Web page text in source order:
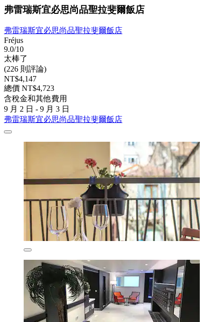
弗雷瑞斯宜必思尚品聖拉斐爾飯店
弗雷瑞斯宜必思尚品聖拉斐爾飯店
Fréjus
9.0/10
太棒了
(226 則評論)
NT$4,147
總價 NT$4,723
含稅金和其他費用
9 月 2 日 - 9 月 3 日
弗雷瑞斯宜必思尚品聖拉斐爾飯店